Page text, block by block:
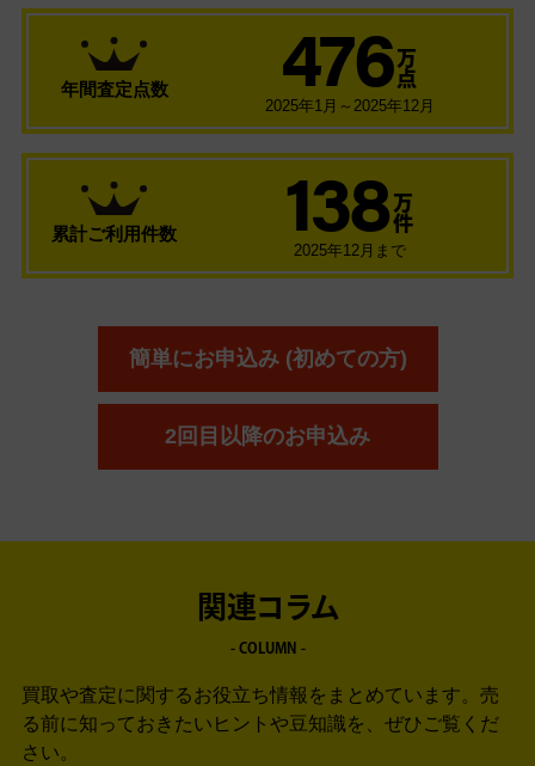
年間査定点数 476 万
点
2025年1月～2025年12月
累計ご利用件数 138 万
件
2025年12月まで
簡単にお申込み (初めての方)
2回目以降のお申込み
関連コラム
- COLUMN -
買取や査定に関するお役立ち情報をまとめています。 売
る前に知っておきたいヒントや豆知識を、ぜひご覧くだ
さい。